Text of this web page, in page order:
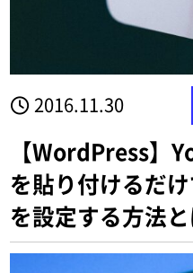
2016.11.30
【WordPress】
を貼り付けるだ
を設定する方法